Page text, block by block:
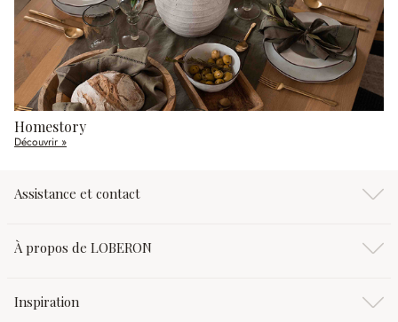
Homestory
Découvrir »
Assistance et contact
À propos de LOBERON
Inspiration